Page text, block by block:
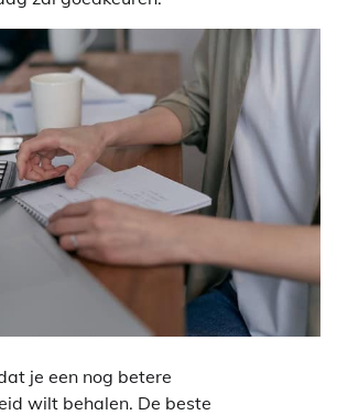
je een nog betere
wilt behalen. De beste